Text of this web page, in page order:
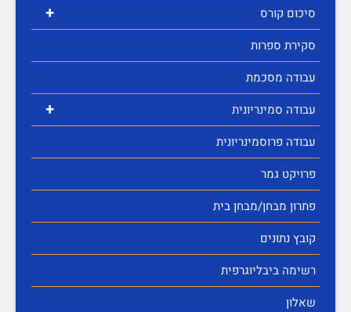
+
סיכום קורס
סקירת ספרות
עבודה מסכמת
+
עבודה סמינריונית
עבודה פרוסמינריונית
פרויקט גמר
פתרון מבחן/מבחן בית
קובץ נתונים
רשימה ביבליוגרפית
שאלון